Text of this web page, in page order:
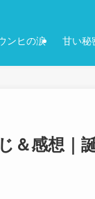
ンヒの涙 甘い秘
＆感想｜